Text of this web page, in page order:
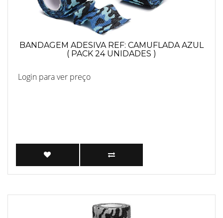
BANDAGEM ADESIVA REF: CAMUFLADA AZUL
( PACK 24 UNIDADES )
Login para ver preço